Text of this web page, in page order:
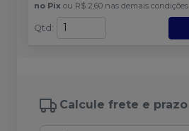
no Pix ou R$ 2,60 nas demais condições
Qtd :
Calcule frete e prazo